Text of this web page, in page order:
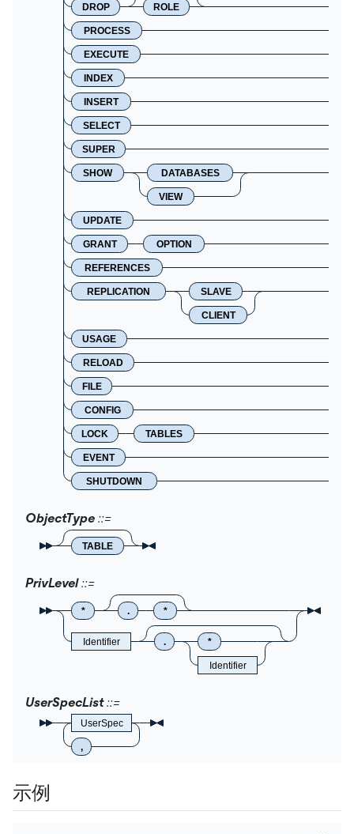
DROP ROLE
PROCESS
EXECUTE
INDEX
INSERT
SELECT
SUPER
SHOW DATABASES
VIEW
UPDATE
GRANT OPTION
REFERENCES
REPLICATION SLAVE
CLIENT
USAGE
RELOAD
FILE
CONFIG
LOCK TABLES
EVENT
SHUTDOWN
ObjectType
TABLE
PrivLevel
* . *
Identifier . *
Identifier
UserSpecList
UserSpec
,
示例